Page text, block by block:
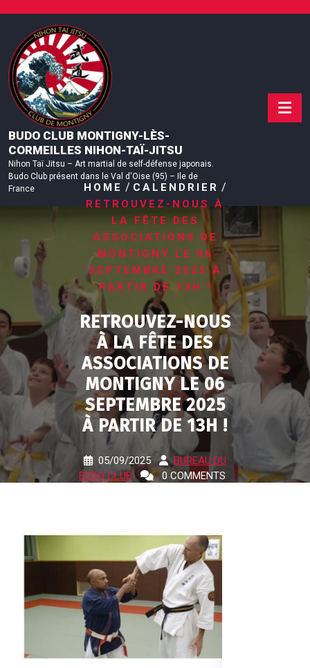
content
BUDO CLUB MONTIGNY-LÈS-
CORMEILLES NIHON-TAÏ-JITSU
Nihon Taï Jitsu – Art martial de self-défense japonais.
Budo Club présent dans le Val d'Oise (95) – Ile de
France
HOME / CALENDRIER /
RETROUVEZ-NOUS À
LA FÊTE DES
ASSOCIATIONS DE
MONTIGNY LE 06
SEPTEMBRE 2025 À
PARTIR DE 13H !
RETROUVEZ-NOUS
À LA FÊTE DES
ASSOCIATIONS DE
MONTIGNY LE 06
SEPTEMBRE 2025
À PARTIR DE 13H !
05/09/2025
BUREAU DU
BUDO CLUB
0 COMMENTS